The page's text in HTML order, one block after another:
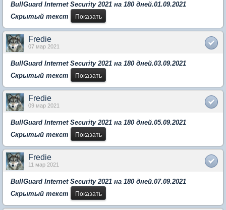
BullGuard Internet Security 2021 на 180 дней.01.09.2021
Скрытый текст
Fredie
07 мар 2021
BullGuard Internet Security 2021 на 180 дней.03.09.2021
Скрытый текст
Fredie
09 мар 2021
BullGuard Internet Security 2021 на 180 дней.05.09.2021
Скрытый текст
Fredie
11 мар 2021
BullGuard Internet Security 2021 на 180 дней.07.09.2021
Скрытый текст